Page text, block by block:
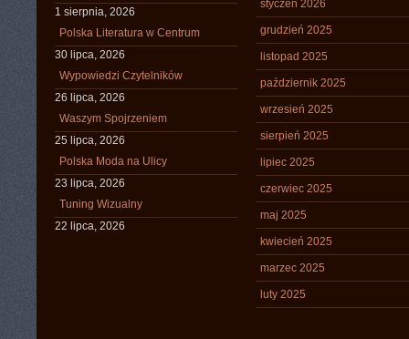
1 sierpnia, 2026
Polska Literatura w Centrum
30 lipca, 2026
Wypowiedzi Czytelników
26 lipca, 2026
Waszym Spojrzeniem
25 lipca, 2026
Polska Moda na Ulicy
23 lipca, 2026
Tuning Wizualny
22 lipca, 2026
styczeń 2026
grudzień 2025
listopad 2025
październik 2025
wrzesień 2025
sierpień 2025
lipiec 2025
czerwiec 2025
maj 2025
kwiecień 2025
marzec 2025
luty 2025